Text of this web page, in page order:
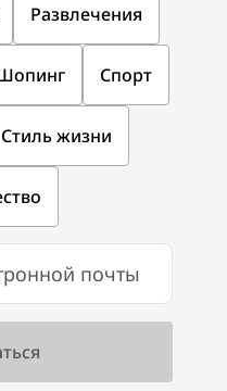
Развлечения
Спорт
Стиль жизни